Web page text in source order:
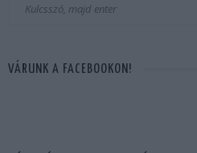
VÁRUNK A FACEBOOKON!